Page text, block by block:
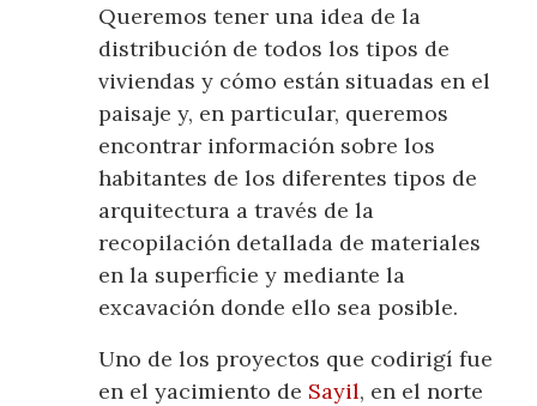
Queremos tener una idea de la
distribución de todos los tipos de
viviendas y cómo están situadas en el
paisaje y, en particular, queremos
encontrar información sobre los
habitantes de los diferentes tipos de
arquitectura a través de la
recopilación detallada de materiales
en la superficie y mediante la
excavación donde ello sea posible.
Uno de los proyectos que codirigí fue
en el yacimiento de Sayil, en el norte